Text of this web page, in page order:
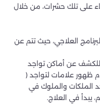
على تلك حشرات، من خلال
العلاجي، حيث تتم عن
عن أماكن تواجد
ظهور علامات لتواجد (
الملكات والملوك في
يبدأ في العلاج.